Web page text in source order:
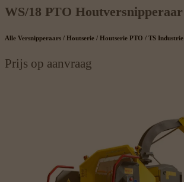
WS/18 PTO Houtversnipperaar
Alle Versnipperaars / Houtserie / Houtserie PTO / TS Industrie
Prijs op aanvraag